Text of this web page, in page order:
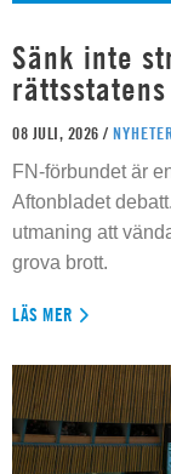
Sänk inte
08 JULI, 2026 /
FN-förbundet är
Aftonbladet
utmaning att
grova brott.
LÄS MER